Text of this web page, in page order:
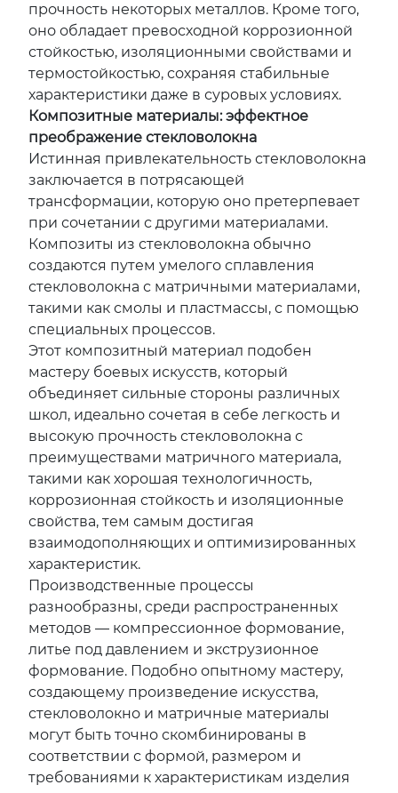
прочность некоторых металлов. Кроме того,
оно обладает превосходной коррозионной
стойкостью, изоляционными свойствами и
термостойкостью, сохраняя стабильные
характеристики даже в суровых условиях.
Композитные материалы: эффектное
преображение стекловолокна
Истинная привлекательность стекловолокна
заключается в потрясающей
трансформации, которую оно претерпевает
при сочетании с другими материалами.
Композиты из стекловолокна обычно
создаются путем умелого сплавления
стекловолокна с матричными материалами,
такими как смолы и пластмассы, с помощью
специальных процессов.
Этот композитный материал подобен
мастеру боевых искусств, который
объединяет сильные стороны различных
школ, идеально сочетая в себе легкость и
высокую прочность стекловолокна с
преимуществами матричного материала,
такими как хорошая технологичность,
коррозионная стойкость и изоляционные
свойства, тем самым достигая
взаимодополняющих и оптимизированных
характеристик.
Производственные процессы
разнообразны, среди распространенных
методов — компрессионное формование,
литье под давлением и экструзионное
формование. Подобно опытному мастеру,
создающему произведение искусства,
стекловолокно и матричные материалы
могут быть точно скомбинированы в
соответствии с формой, размером и
требованиями к характеристикам изделия